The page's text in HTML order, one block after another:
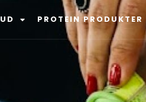
PROTEIN PRODUKTER